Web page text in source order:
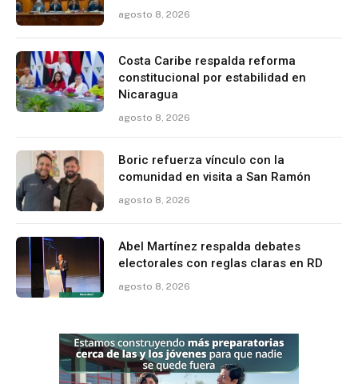
agosto 8, 2026
Costa Caribe respalda reforma
constitucional por estabilidad en
Nicaragua
agosto 8, 2026
Boric refuerza vínculo con la
comunidad en visita a San Ramón
agosto 8, 2026
Abel Martínez respalda debates
electorales con reglas claras en RD
agosto 8, 2026